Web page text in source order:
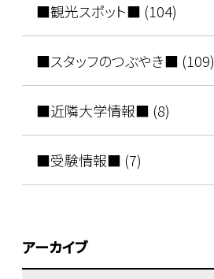
■観光スポット■ (104)
■スタッフのつぶやき■ (109)
■近隣大学情報■ (8)
■受験情報■ (7)
アーカイブ